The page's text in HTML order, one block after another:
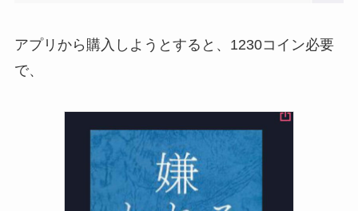
アプリから購入しようとすると、1230コイン必要
で、